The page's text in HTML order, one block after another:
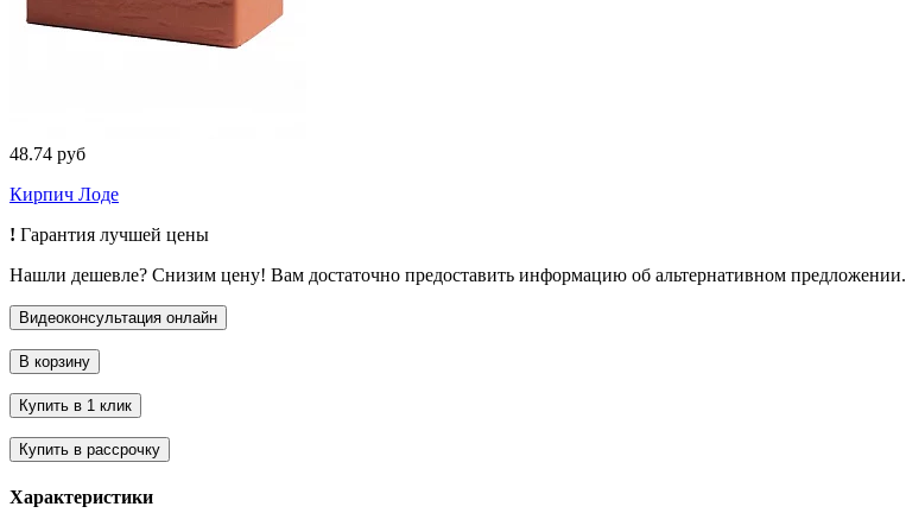
48.74 руб
Кирпич Лоде
! Гарантия лучшей цены
Нашли дешевле? Снизим цену! Вам достаточно предоставить информацию об альтернативном предложении.
Характеристики